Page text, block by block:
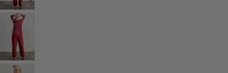
Des carreaux à foison
À pois
Vêtements bio
Un design suédois
Robes en jersey